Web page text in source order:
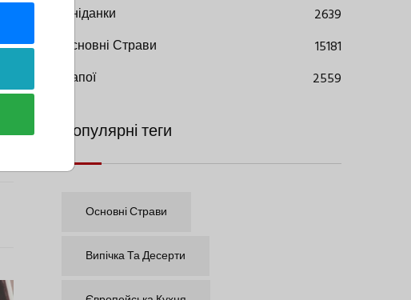
Сніданки
2639
Основні Страви
15181
Напої
2559
Популярні теги
Основні Страви
Випічка Та Десерти